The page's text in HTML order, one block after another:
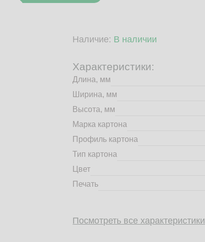
Наличие: В наличии
Характеристики:
Длина, мм
Ширина, мм
Высота, мм
Марка картона
Профиль картона
Тип картона
Цвет
Печать
Посмотреть все характеристики